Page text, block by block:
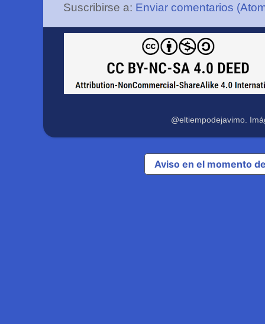
Suscribirse a: Enviar comentarios
@eltiempodejavimo.
Aviso en el momento